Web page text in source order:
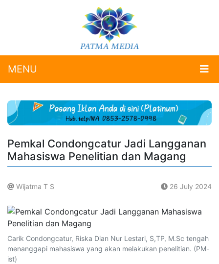
MENU
Pemkal Condongcatur Jadi Langganan
Mahasiswa Penelitian dan Magang
Wijatma T S 26 July 2024
Carik Condongcatur, Riska Dian Nur Lestari, S,TP, M.Sc tengah
menanggapi mahasiswa yang akan melakukan penelitian. (PM-
ist)